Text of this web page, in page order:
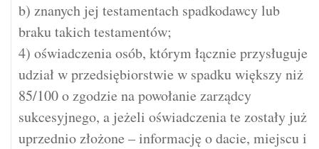
b) znanych jej testamentach spadkodawcy lub
braku takich testamentów;
4) oświadczenia osób, którym łącznie przysługuje
udział w przedsiębiorstwie w spadku większy niż
85/100 o zgodzie na powołanie zarządcy
sukcesyjnego, a jeżeli oświadczenia te zostały już
uprzednio złożone – informację o dacie, miejscu i